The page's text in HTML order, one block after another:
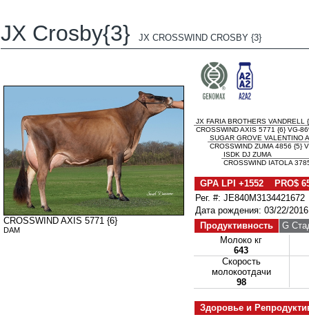
JX Crosby{3} JX CROSSWIND CROSBY {3}
CROSSWIND AXIS 5771 {6}
DAM
JX FARIA BROTHERS VANDRELL
CROSSWIND AXIS 5771 {6} VG-
SUGAR GROVE VALENTINO
CROSSWIND ZUMA 4856 {5}
ISDK DJ ZUMA
CROSSWIND IATOLA
GPA LPI +1552 PRO$
Рег. #: JE840M3134421672
Дата рождения: 03/22/2016
Продуктивность
G
Молоко кг
643
Скорость
молокоотдачи
98
Здоровье и